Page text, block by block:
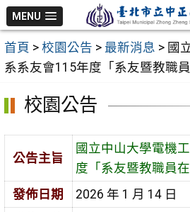
跳
至
主
要
MENU
首頁 > 校園公告 > 最新消息 > 國
系系友會115年度「系友暨教職
校園公告
公告主旨
國立中山大學電機
度「系友暨教職員
發佈日期
2026 年 1 月 14 日